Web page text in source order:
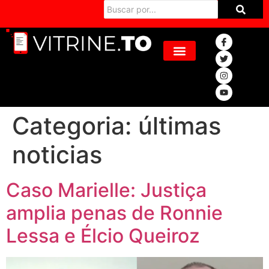
Categoria: últimas
noticias
Caso Marielle: Justiça
amplia penas de Ronnie
Lessa e Élcio Queiroz